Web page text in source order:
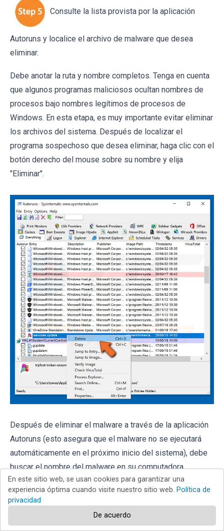
Consulte la lista provista por la aplicación
Autoruns y localice el archivo de malware que desea
eliminar.
Debe anotar la ruta y nombre completos. Tenga en cuenta
que algunos programas maliciosos ocultan nombres de
procesos bajo nombres legítimos de procesos de
Windows. En esta etapa, es muy importante evitar eliminar
los archivos del sistema. Después de localizar el
programa sospechoso que desea eliminar, haga clic con el
botón derecho del mouse sobre su nombre y elija
"Eliminar".
Después de eliminar el malware a través de la aplicación
Autoruns (esto asegura que el malware no se ejecutará
automáticamente en el próximo inicio del sistema), debe
buscar el nombre del malware en su computadora.
Asegúrese dehabilitar los archivos y carpetas ocultos
antes de continuar. Si encuentra el nombre de archivo del
En este sitio web, se usan cookies para garantizar una
experiencia óptima cuando visite nuestro sitio web. Política de
privacidad
De acuerdo